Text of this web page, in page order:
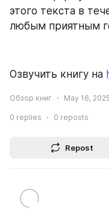
этого текста в
любым приятным
Озвучить книгу на
Обзор книг May 16,
0 replies 0 reposts
Repost